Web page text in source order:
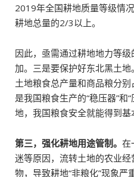
2019年全国耕地质量等级情
耕地总量的2/3以上。
因此，亟需通过耕地地力等
加。三是要保护好东北黑土
土地粮食总产量和商品粮分
是我国粮食生产的“稳压器”和
地，我国粮食安全就能得到基
第三，强化耕地用途管制。 在
迷等原因，流转土地的农业
物，导致耕地“非粮化”现象